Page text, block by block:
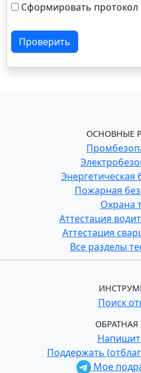
Сформировать протокол
Проверить
ОСНОВНЫЕ
Энергетическая
Пожарная
Охрана
Аттестация
Аттестация
Все разделы
Поиск
ОБРАТНАЯ
Поддержать
Мое